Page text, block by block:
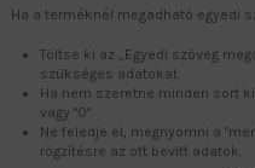
Ha a terméknél megadható egyedi
Töltse ki az „Egyedi szöveg
szükséges adatokat.
Ha nem szeretne minden sort
vagy "0".
Ne feledje el, megnyomni a
rögzítésre az ott bevitt adatok.